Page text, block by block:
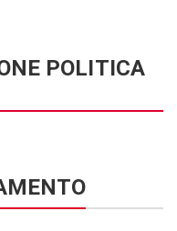
POLITICA